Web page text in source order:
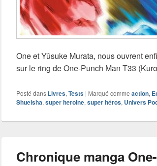
One et Yûsuke Murata, nous ouvrent
sur le ring de One-Punch Man T33
Posté dans Livres, Tests | Marqué comme action,
Shueisha, super heroine, super héros, Univers
Chronique manga